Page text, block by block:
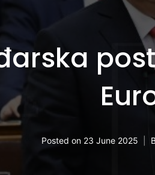
Posted on 23 June 2025